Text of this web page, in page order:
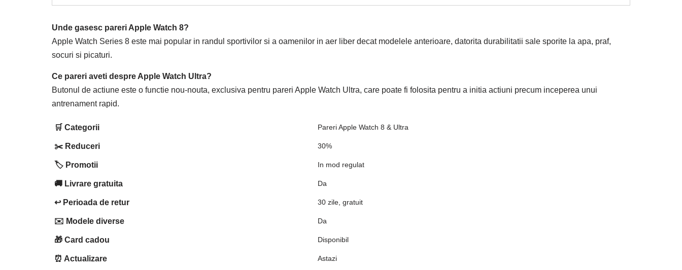
Unde gasesc pareri Apple Watch 8?
Apple Watch Series 8 este mai popular in randul sportivilor si a oamenilor in aer liber decat modelele anterioare, datorita durabilitatii sale sporite la apa, praf,
socuri si picaturi.
Ce pareri aveti despre Apple Watch Ultra?
Butonul de actiune este o functie nou-nouta, exclusiva pentru pareri Apple Watch Ultra, care poate fi folosita pentru a initia actiuni precum inceperea unui
antrenament rapid.
🛒 Categorii Pareri Apple Watch 8 & Ultra
✂️ Reduceri 30%
🏷️ Promotii In mod regulat
🚚 Livrare gratuita Da
↩️ Perioada de retur 30 zile, gratuit
✉️ Modele diverse Da
🎁 Card cadou Disponibil
⏰ Actualizare Astazi